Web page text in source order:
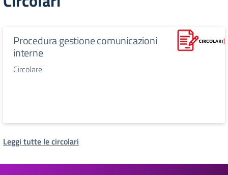
Procedura gestione comunicazioni
interne
Circolare
Leggi tutte le circolari